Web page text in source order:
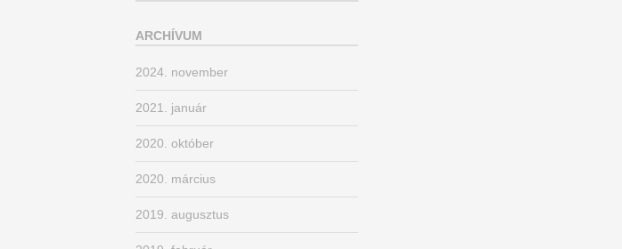
ARCHÍVUM
2024. november
2021. január
2020. október
2020. március
2019. augusztus